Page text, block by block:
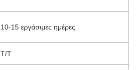
10-15 εργάσιμες ημέρες
T/T